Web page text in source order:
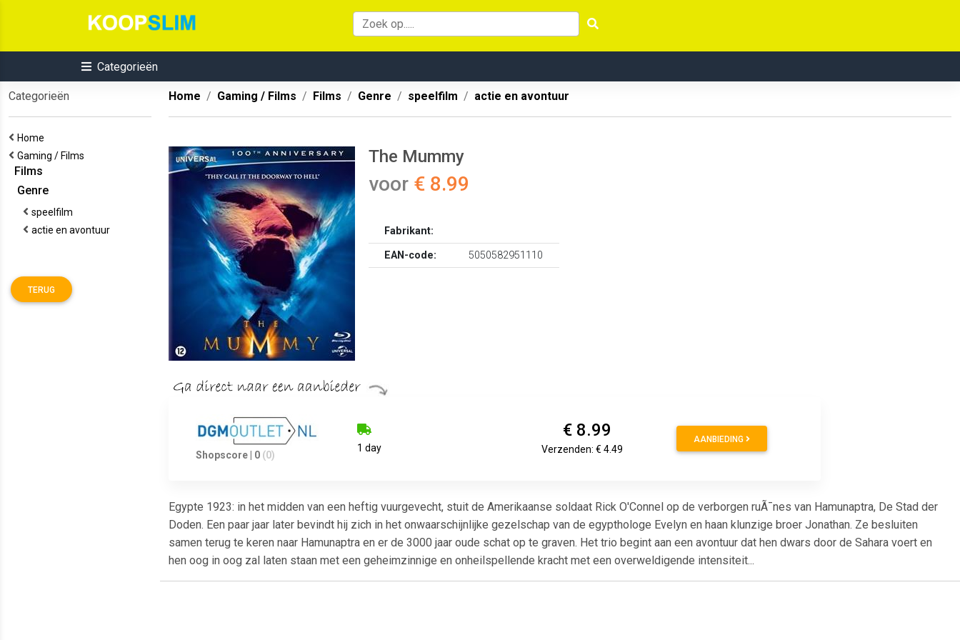
Categorieën
Categorieën
Home
Gaming / Films
Films
Genre
speelfilm
actie en avontuur
TERUG
Home Gaming / Films Films Genre speelfilm actie en avontuur
The Mummy
voor € 8.99
Fabrikant:
EAN-code:
5050582951110
Shopscore | 0 (0)
1 day
€ 8.99
Verzenden: € 4.49
AANBIEDING
Egypte 1923: in het midden van een heftig vuurgevecht, stuit de Amerikaanse soldaat Rick O'Connel op de verborgen ruÃ¯nes van Hamunaptra, De Stad der
Doden. Een paar jaar later bevindt hij zich in het onwaarschijnlijke gezelschap van de egypthologe Evelyn en haan klunzige broer Jonathan. Ze besluiten
samen terug te keren naar Hamunaptra en er de 3000 jaar oude schat op te graven. Het trio begint aan een avontuur dat hen dwars door de Sahara voert en
hen oog in oog zal laten staan met een geheimzinnige en onheilspellende kracht met een overweldigende intensiteit...